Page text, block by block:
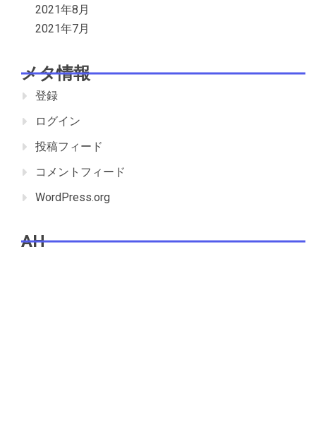
2021年8月
2021年7月
メタ情報
登録
ログイン
投稿フィード
コメントフィード
WordPress.org
AH